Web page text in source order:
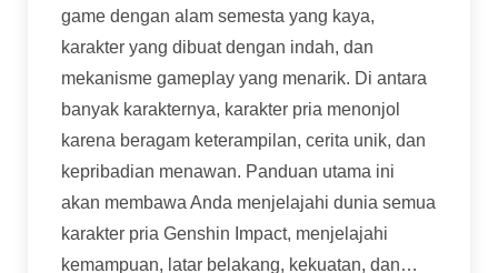
game dengan alam semesta yang kaya,
karakter yang dibuat dengan indah, dan
mekanisme gameplay yang menarik. Di antara
banyak karakternya, karakter pria menonjol
karena beragam keterampilan, cerita unik, dan
kepribadian menawan. Panduan utama ini
akan membawa Anda menjelajahi dunia semua
karakter pria Genshin Impact, menjelajahi
kemampuan, latar belakang, kekuatan, dan…